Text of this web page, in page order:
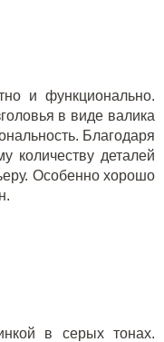
и функционально.
в виде валика
Благодаря
количеству деталей
Особенно хорошо
в серых тонах.